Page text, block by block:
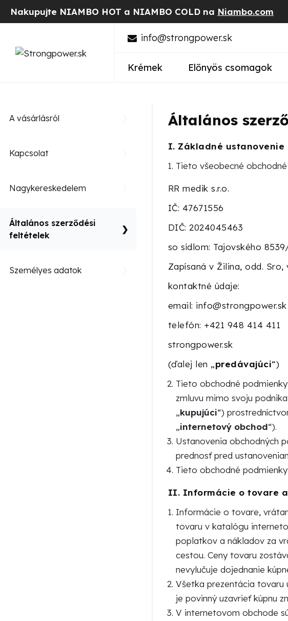
Nakupujte NIAMBO HOT a NIAMBO COLD na Niambo.com
info@strongpower.sk
Krémek Előnyös csomagok
A vásárlásról
Kapcsolat
Nagykereskedelem
Általános szerződési
feltételek
Személyes adatok
Általános
I. Základné ustanovenie
Tieto všeobecné
RR medik s.r.o.
IČ: 47671556
DIČ: 2024045463
so sídlom: Tajovského
Zapísaná v Žilina, odd. Sro,
kontaktné údaje:
email: info@strongpower.sk
telefón: +421 948 414 411
strongpower.sk
(ďalej len „predávajúci“)
Tieto obchodné
zmluvu mimo svoju
„kupujúci“)
„internetový obchod“).
Ustanovenia obchodných
prednosť pred
Tieto obchodné
II. Informácie o tovare
Informácie o tovare,
tovaru v katalógu
poplatkov a nákladov za
cestou. Ceny tovaru
nevylučuje dojednanie
Všetka prezentácia tovaru
je povinný uzavrieť kúpnu
V internetovom obchode